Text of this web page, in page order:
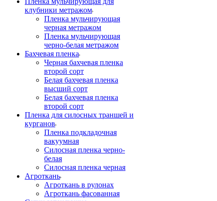
клубники метражом
Пленка мульчирующая
черная метражом
Пленка мульчирующая
черно-белая метражом
Бахчевая пленка
Черная бахчевая пленка
второй сорт
Белая бахчевая пленка
высший сорт
Белая бахчевая пленка
второй сорт
Пленка для силосных траншей и
курганов
Пленка подкладочная
вакуумная
Силосная пленка черно-
белая
Силосная пленка черная
Агроткань
Агроткань в рулонах
Агроткань фасованная